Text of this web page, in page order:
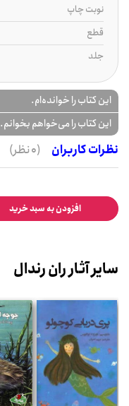
نوبت چاپ
قطع
جلد
این کتاب را خوانده‌ام.
این کتاب را می‌خواهم بخوانم.
نظرات کاربران
(0 نظر)
افزودن به سبد خرید
سایر آثار ران رندال